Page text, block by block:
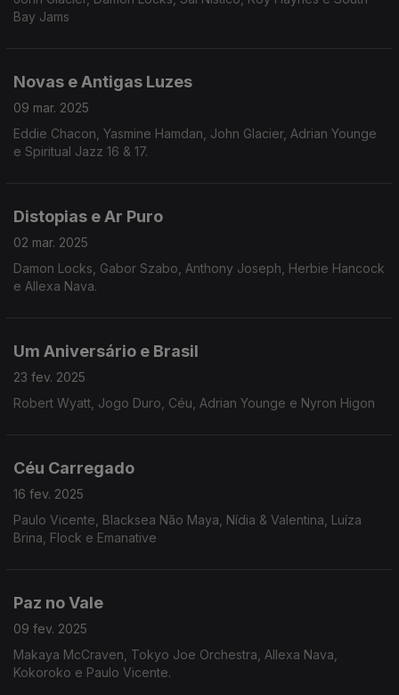
Bay Jams
Novas e Antigas Luzes
09 mar. 2025
Eddie Chacon, Yasmine Hamdan, John Glacier, Adrian Younge
e Spiritual Jazz 16 & 17.
Distopias e Ar Puro
02 mar. 2025
Damon Locks, Gabor Szabo, Anthony Joseph, Herbie Hancock
e Allexa Nava.
Um Aniversário e Brasil
23 fev. 2025
Robert Wyatt, Jogo Duro, Céu, Adrian Younge e Nyron Higon
Céu Carregado
16 fev. 2025
Paulo Vicente, Blacksea Não Maya, Nídia & Valentina, Luíza
Brina, Flock e Emanative
Paz no Vale
09 fev. 2025
Makaya McCraven, Tokyo Joe Orchestra, Allexa Nava,
Kokoroko e Paulo Vicente.